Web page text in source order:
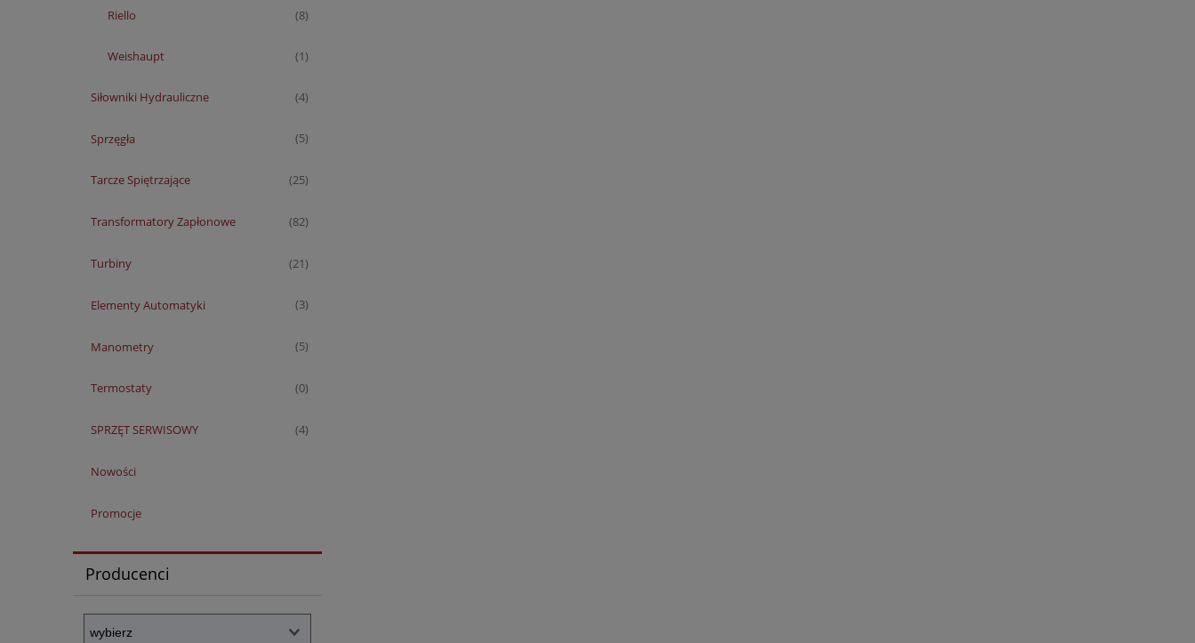
Riello (8)
Weishaupt (1)
Siłowniki Hydrauliczne (4)
Sprzęgła (5)
Tarcze Spiętrzające (25)
Transformatory Zapłonowe (82)
Turbiny (21)
Elementy Automatyki (3)
Manometry (5)
Termostaty (0)
SPRZĘT SERWISOWY (4)
Nowości
Promocje
Producenci